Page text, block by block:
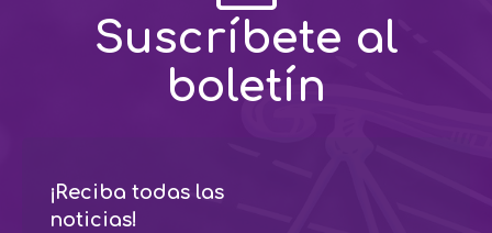
Suscríbete al
boletín
¡Reciba todas las
noticias!